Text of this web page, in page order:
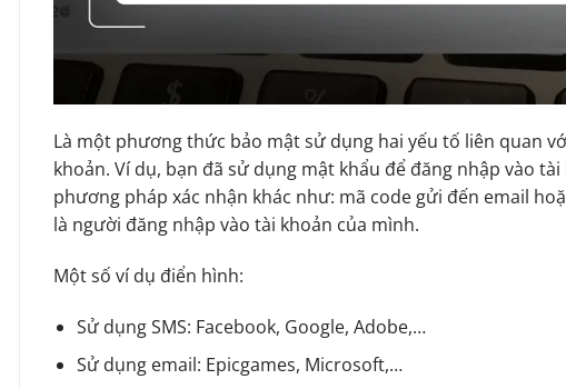
Là một phương thức bảo mật sử dụng hai yếu tố liên quan
khoản. Ví dụ, bạn đã sử dụng mật khẩu để đăng nhập vào
phương pháp xác nhận khác như: mã code gửi đến email
là người đăng nhập vào tài khoản của mình.
Một số ví dụ điển hình:
Sử dụng SMS: Facebook, Google, Adobe,…
Sử dụng email: Epicgames, Microsoft,…